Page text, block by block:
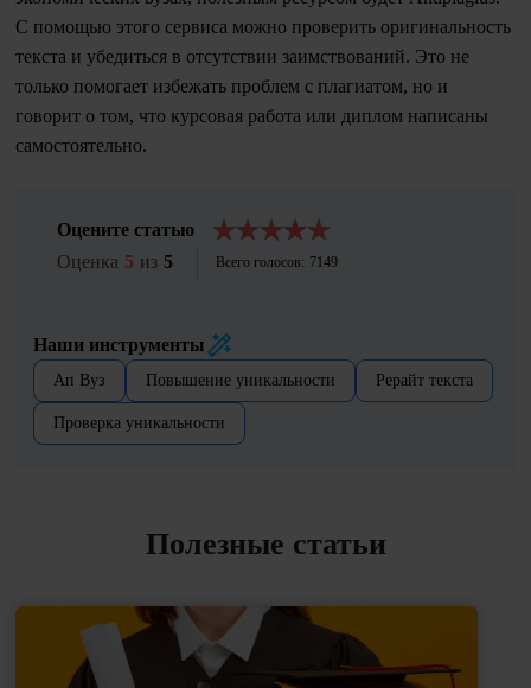
С помощью этого сервиса можно проверить оригинальность
текста и убедиться в отсутствии заимствований. Это не
только помогает избежать проблем с плагиатом, но и
говорит о том, что курсовая работа или диплом написаны
самостоятельно.
Оцените статью
Оценка 5 из 5 Всего голосов: 7149
Наши инструменты
Ап Вуз Повышение уникальности Рерайт текста
Проверка уникальности
Полезные статьи